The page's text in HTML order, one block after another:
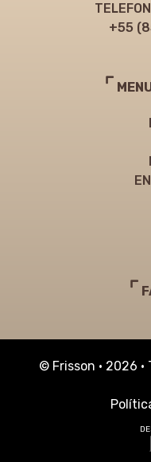
+55
© Frisson • 2026